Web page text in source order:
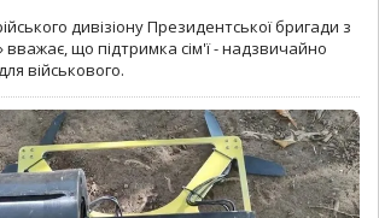
дивізіону Президентської бригади з
що підтримка сім'ї - надзвичайно
військового.